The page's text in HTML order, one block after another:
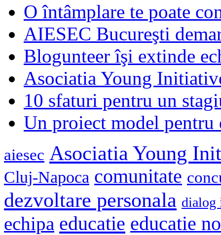
O întâmplare te poate
AIESEC Bucureşti
Blogunteer îşi extinde
Asociatia Young
10 sfaturi pentru un
Un proiect model
aiesec Asociatia Young
Cluj-Napoca comunitate
dezvoltare personala dialog
echipa educatie educatie